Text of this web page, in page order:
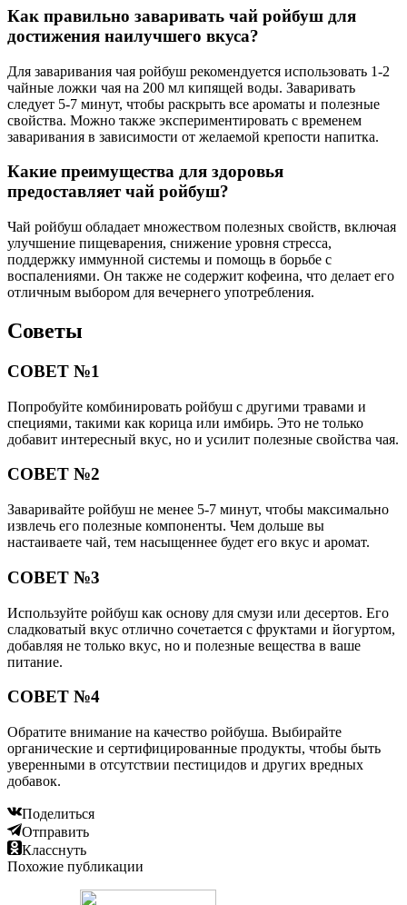
Как правильно заваривать чай ройбуш для
достижения наилучшего вкуса?
Для заваривания чая ройбуш рекомендуется использовать 1-2
чайные ложки чая на 200 мл кипящей воды. Заваривать
следует 5-7 минут, чтобы раскрыть все ароматы и полезные
свойства. Можно также экспериментировать с временем
заваривания в зависимости от желаемой крепости напитка.
Какие преимущества для здоровья
предоставляет чай ройбуш?
Чай ройбуш обладает множеством полезных свойств, включая
улучшение пищеварения, снижение уровня стресса,
поддержку иммунной системы и помощь в борьбе с
воспалениями. Он также не содержит кофеина, что делает его
отличным выбором для вечернего употребления.
Советы
СОВЕТ №1
Попробуйте комбинировать ройбуш с другими травами и
специями, такими как корица или имбирь. Это не только
добавит интересный вкус, но и усилит полезные свойства чая.
СОВЕТ №2
Заваривайте ройбуш не менее 5-7 минут, чтобы максимально
извлечь его полезные компоненты. Чем дольше вы
настаиваете чай, тем насыщеннее будет его вкус и аромат.
СОВЕТ №3
Используйте ройбуш как основу для смузи или десертов. Его
сладковатый вкус отлично сочетается с фруктами и йогуртом,
добавляя не только вкус, но и полезные вещества в ваше
питание.
СОВЕТ №4
Обратите внимание на качество ройбуша. Выбирайте
органические и сертифицированные продукты, чтобы быть
уверенными в отсутствии пестицидов и других вредных
добавок.
Поделиться
Отправить
Класснуть
Похожие публикации